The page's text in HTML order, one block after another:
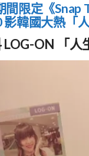
間限定《Snap
影韓國大熱「
ON 「人